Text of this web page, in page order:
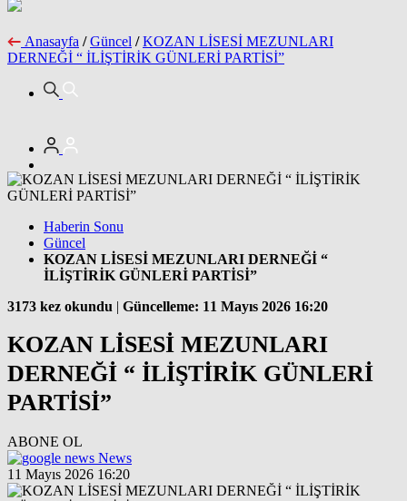
Anasayfa / Güncel / KOZAN LİSESİ MEZUNLARI
DERNEĞİ “ İLİŞTİRİK GÜNLERİ PARTİSİ”
Haberin Sonu
Güncel
KOZAN LİSESİ MEZUNLARI DERNEĞİ “
İLİŞTİRİK GÜNLERİ PARTİSİ”
3173 kez okundu | Güncelleme: 11 Mayıs 2026 16:20
KOZAN LİSESİ MEZUNLARI
DERNEĞİ “ İLİŞTİRİK GÜNLERİ
PARTİSİ”
ABONE OL
News
11 Mayıs 2026 16:20